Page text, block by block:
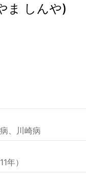
ま しんや)
、川崎病
年）